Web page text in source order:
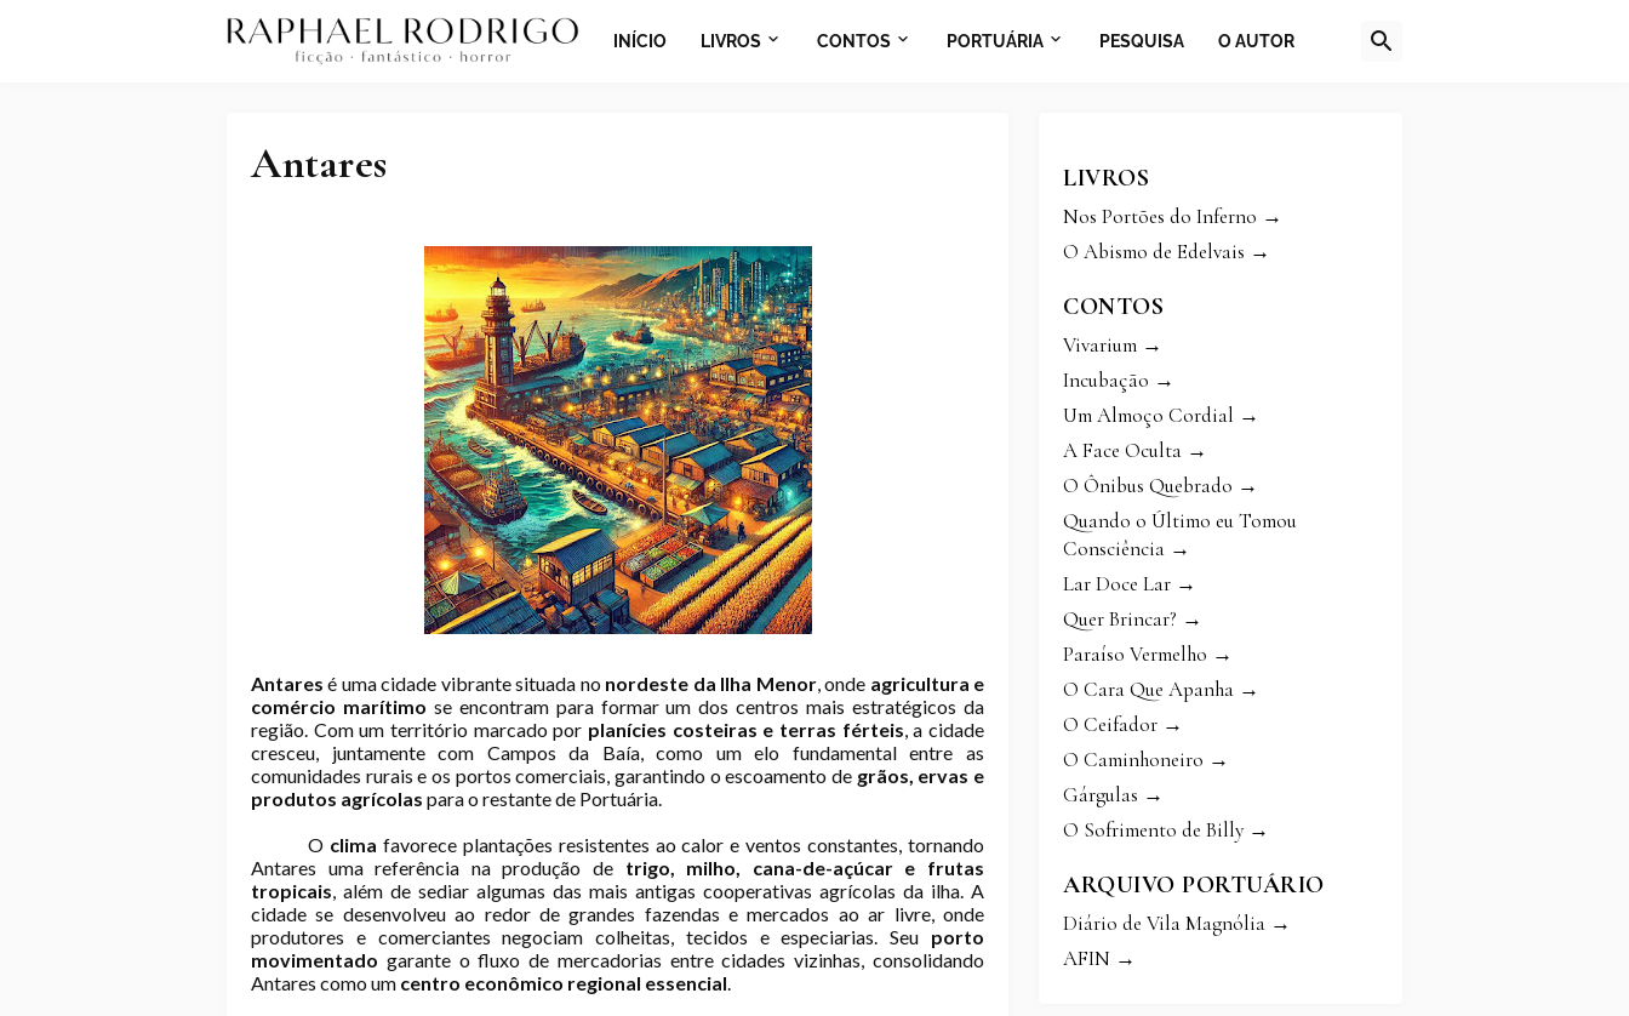
INÍCIO LIVROS CONTOS PORTUÁRIA PESQUISA O AUTOR
Antares
Antares é uma cidade vibrante situada no nordeste da Ilha Menor, onde agricultura e
comércio marítimo se encontram para formar um dos centros mais estratégicos da
região. Com um território marcado por planícies costeiras e terras férteis, a cidade
cresceu, juntamente com Campos da Baía, como um elo fundamental entre as
comunidades rurais e os portos comerciais, garantindo o escoamento de grãos, ervas e
produtos agrícolas para o restante de Portuária.
O clima favorece plantações resistentes ao calor e ventos constantes, tornando
Antares uma referência na produção de trigo, milho, cana-de-açúcar e frutas
tropicais, além de sediar algumas das mais antigas cooperativas agrícolas da ilha. A
cidade se desenvolveu ao redor de grandes fazendas e mercados ao ar livre, onde
produtores e comerciantes negociam colheitas, tecidos e especiarias. Seu porto
movimentado garante o fluxo de mercadorias entre cidades vizinhas, consolidando
Antares como um centro econômico regional essencial.
LIVROS
Nos Portões do Inferno →
O Abismo de Edelvais →
CONTOS
Vivarium →
Incubação →
Um Almoço Cordial →
A Face Oculta →
O Ônibus Quebrado →
Quando o Último eu Tomou
Consciência →
Lar Doce Lar →
Quer Brincar? →
Paraíso Vermelho →
O Cara Que Apanha →
O Ceifador →
O Caminhoneiro →
Gárgulas →
O Sofrimento de Billy →
ARQUIVO PORTUÁRIO
Diário de Vila Magnólia →
AFIN →